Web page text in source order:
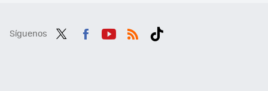
Síguenos